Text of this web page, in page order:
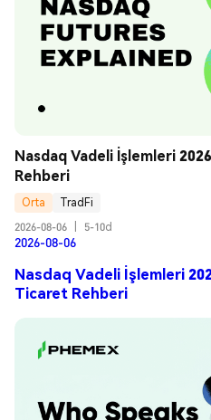
Nasdaq Vadeli İşlemleri
Rehberi
Orta
TradFi
2026-08-06
5-10d
2026-08-06
Nasdaq Vadeli İşlemleri
Ticaret Rehberi